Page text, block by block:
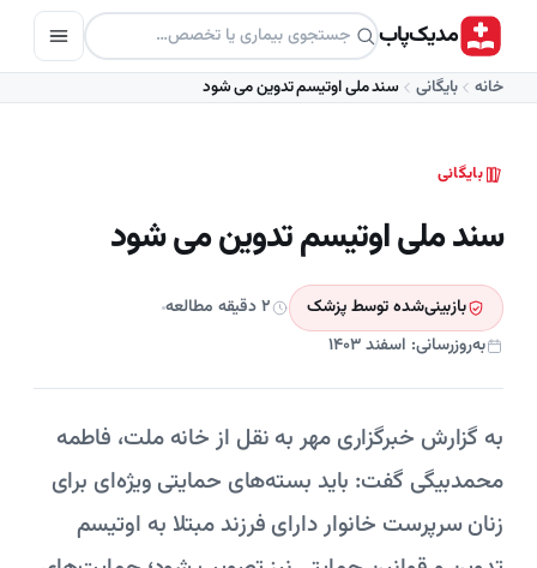
مدیک‌پاب
خانه بایگانی سند ملی اوتیسم تدوین می شود
بایگانی
سند ملی اوتیسم تدوین می شود
بازبینی‌شده توسط پزشک
۲ دقیقه مطالعه
به‌روزرسانی: اسفند ۱۴۰۳
به گزارش خبرگزاری مهر به نقل از خانه ملت، فاطمه
محمدبیگی گفت: باید بسته‌های حمایتی ویژه‌ای برای
زنان سرپرست خانوار دارای فرزند مبتلا به اوتیسم